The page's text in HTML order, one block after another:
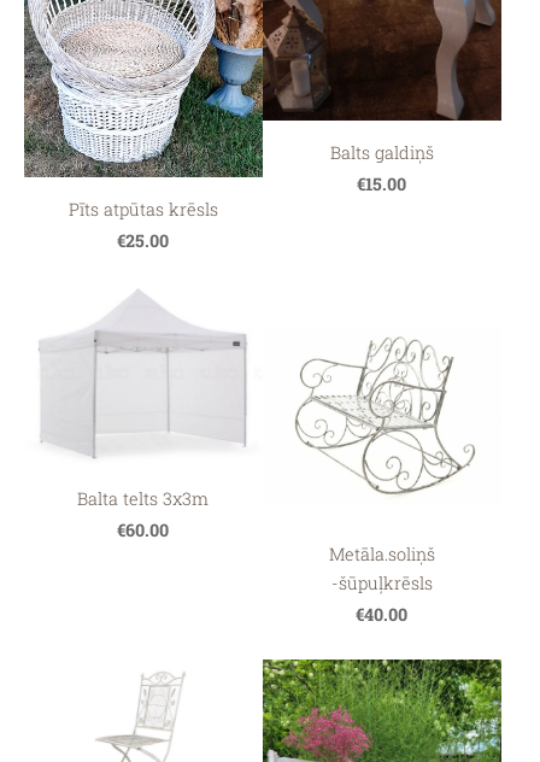
Pīts atpūtas krēsls
€25.00
Balts galdiņš
€15.00
Balta telts 3x3m
€60.00
Metāla.soliņš
-šūpuļkrēsls
€40.00